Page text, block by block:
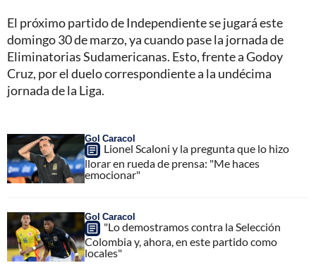
El próximo partido de Independiente se jugará este
domingo 30 de marzo, ya cuando pase la jornada de
Eliminatorias Sudamericanas. Esto, frente a Godoy
Cruz, por el duelo correspondiente a la undécima
jornada de la Liga.
Gol Caracol
Lionel Scaloni y la pregunta que lo hizo
llorar en rueda de prensa: "Me haces
emocionar"
Gol Caracol
"Lo demostramos contra la Selección
Colombia y, ahora, en este partido como
locales"